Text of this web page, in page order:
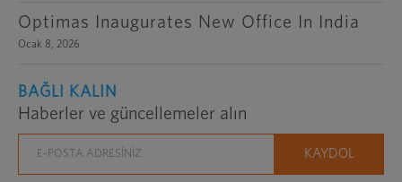
Optimas Inaugurates New Office In India
Ocak 8, 2026
BAĞLI KALIN
Haberler ve güncellemeler alın